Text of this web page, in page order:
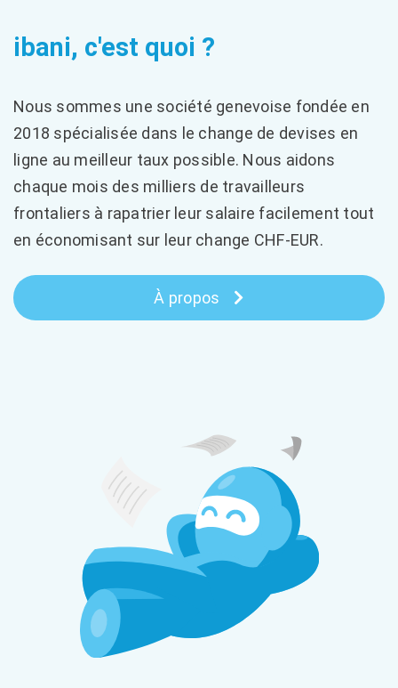
ibani, c'est quoi ?
Nous sommes une société genevoise fondée en
2018 spécialisée dans le change de devises en
ligne au meilleur taux possible. Nous aidons
chaque mois des milliers de travailleurs
frontaliers à rapatrier leur salaire facilement tout
en économisant sur leur change CHF-EUR.
À propos